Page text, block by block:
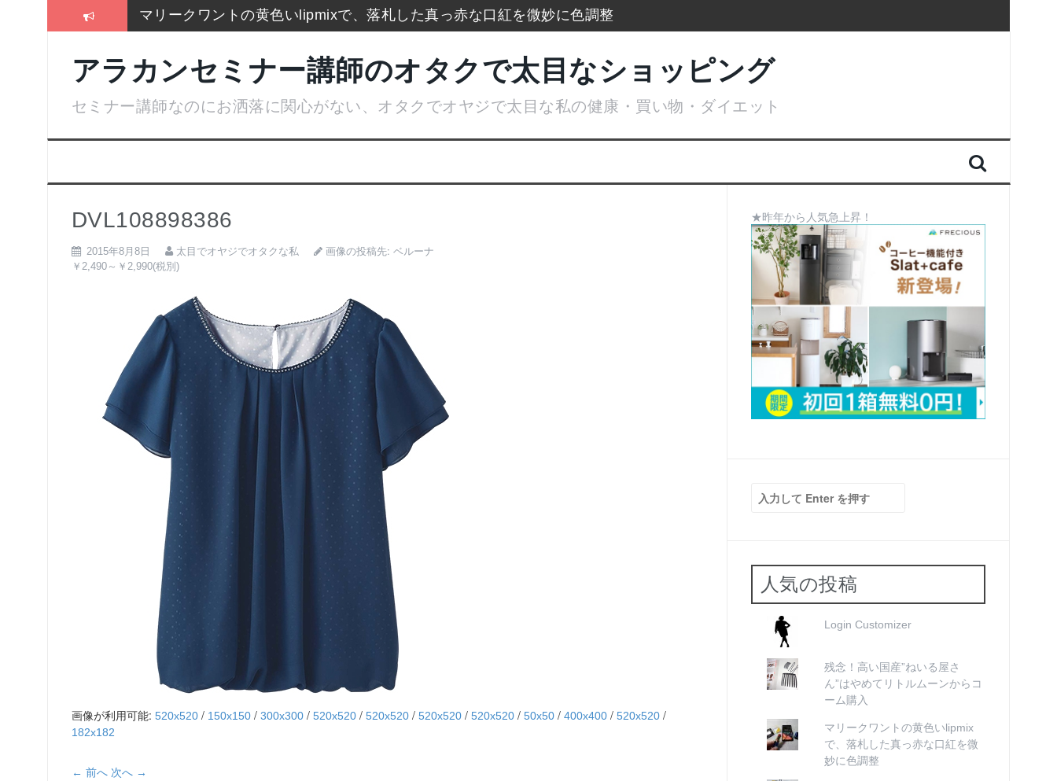
マリークワントの黄色いlipmixで、落札した真っ赤な口紅を微妙に色調整
2017通販各社のおせち売れ筋ランキングをまとめて一挙大公開
お手入れは押しちゃダメ,血管を広げてデトックス美肌活性化美顔器
名刺より大きいサイズのトレカケースでアイスブレークカード整理
アラカンセミナー講師のオタクで太目なショッピング
セミナー講師なのにお洒落に関心がない、オタクでオヤジで太目な私の健康・買い物・ダイエット
DVL108898386
2015年8月8日 太目でオヤジでオタクな私 画像の投稿先: ベルーナ
￥2,490～￥2,990(税別)
画像が利用可能: 520x520/ 150x150/ 300x300/ 520x520/ 520x520/ 520x520/ 520x520/ 50x50/ 400x400/ 520x520/
182x182
← 前へ 次へ →
★昨年から人気急上昇！
索:
人気の投稿
Login Customizer
残念！高い国産”ねいる屋さ
ん”はやめてリトルムーンからコ
ーム購入
マリークワントの黄色いlipmix
で、落札した真っ赤な口紅を微
妙に色調整